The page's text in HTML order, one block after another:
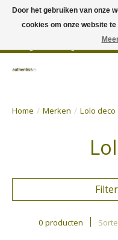
Wij hechten veel belang aan
Authentics - Plezantstraat 22 -
Home / Merken / Lolo deco
0 producten
Door het gebruiken van onze
cookies om onze website